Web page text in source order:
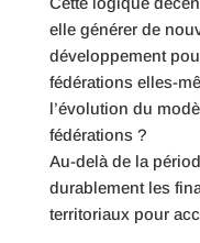
elle générer de
développement
fédérations elles-
l’évolution du
fédérations ?
Au-delà de la
durablement les
territoriaux pour